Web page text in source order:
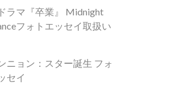
ラマ『卒業』 Midnight
フォトエッセイ取扱い
ニョン：スター誕生 フォ
セイ